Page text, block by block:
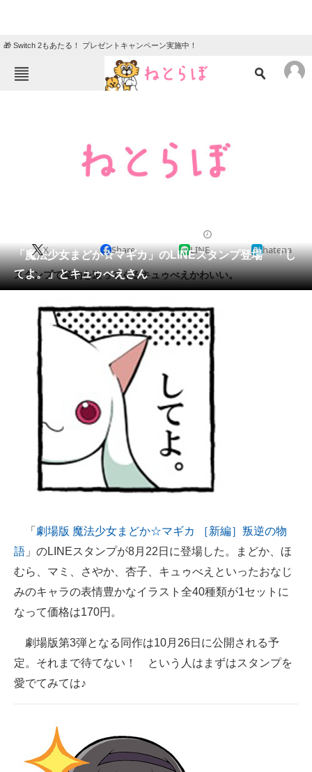
🎁 Switch 2もあたる！ プレゼントキャンペーン実施中！
クイズ
地域
会員記事
メディア
注目記事を集めた総合ページ
ITの今と未来を見通す
スマホと通信の最新トレンド
進化するPCとデバイスの未来
好きが集まる 比べて選べる
ビジネスと働き方のヒント
AI活用のいまが分かる
経営リーダーのコミュニティ
ITエンジニア向け専門サイト
企業向けIT製品の総合サイト
IT製品の技術・比較・事例
製造業のIT導入・活用を支援
モノづくり技術者専門サイト
エレクトロニクス専門サイト
「魔法少女まどか☆マギカ」のLINEスタンプ登場 「し
てよ。」とキュゥべえさん
X Share LINE hatena
スタンプで契約を迫ってくるキュゥべえかわいい。
「 劇場版 魔法少女まどか☆マギカ ［新編］叛逆の物
語 」のLINEスタンプが8月22日に登場した。まどか、ほ
むら、マミ、さやか、杏子、キュゥべえといったおなじ
みのキャラの表情豊かなイラスト全40種類が1セットに
なって価格は170円。
劇場版第3弾となる同作は10月26日に公開される予
定。それまで待てない！ という人はまずはスタンプを
愛でてみては♪